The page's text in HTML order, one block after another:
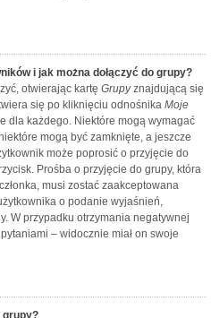
i jak można dołączyć do grupy?
otwierając kartę Grupyznajdującą się
się po kliknięciu odnośnika Moje
dla każdego. Niektóre mogą wymagać
mogą być zamknięte, a jeszcze
może poprosić o przyjęcie do
Prośba o przyjęcie do grupy, która
musi zostać zaakceptowana
o podanie wyjaśnień,
W przypadku otrzymania negatywnej
– widocznie miał on swoje
grupy?